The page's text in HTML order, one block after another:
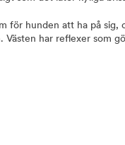
för hunden att ha på
Västen har reflexer som